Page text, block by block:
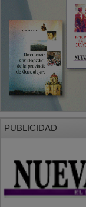
PUBLICIDAD